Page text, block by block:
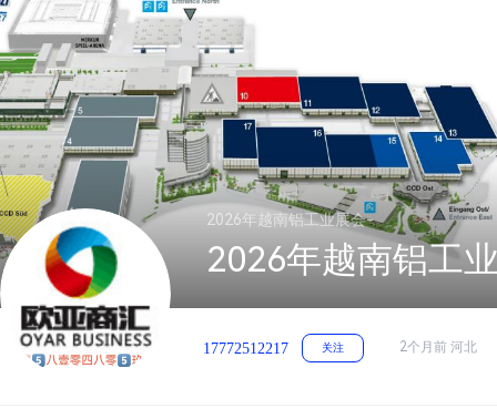
2026年越南铝工业展会-
2026年越南铝工
17772512217 关注 2个月前 河北